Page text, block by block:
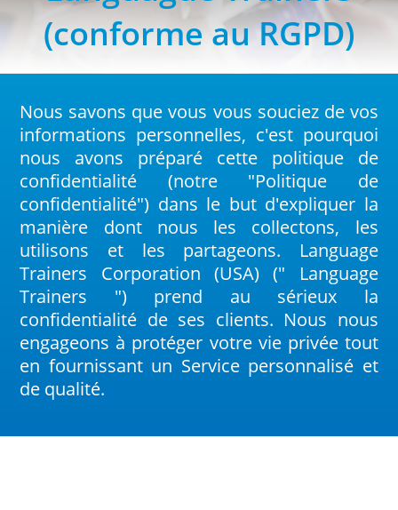
(conforme au RGPD)
Nous savons que vous vous souciez de vos
informations personnelles, c'est pourquoi
nous avons préparé cette politique de
confidentialité (notre "Politique de
confidentialité") dans le but d'expliquer la
manière dont nous les collectons, les
utilisons et les partageons. Language
Trainers Corporation (USA) (" Language
Trainers ") prend au sérieux la
confidentialité de ses clients. Nous nous
engageons à protéger votre vie privée tout
en fournissant un Service personnalisé et
de qualité.